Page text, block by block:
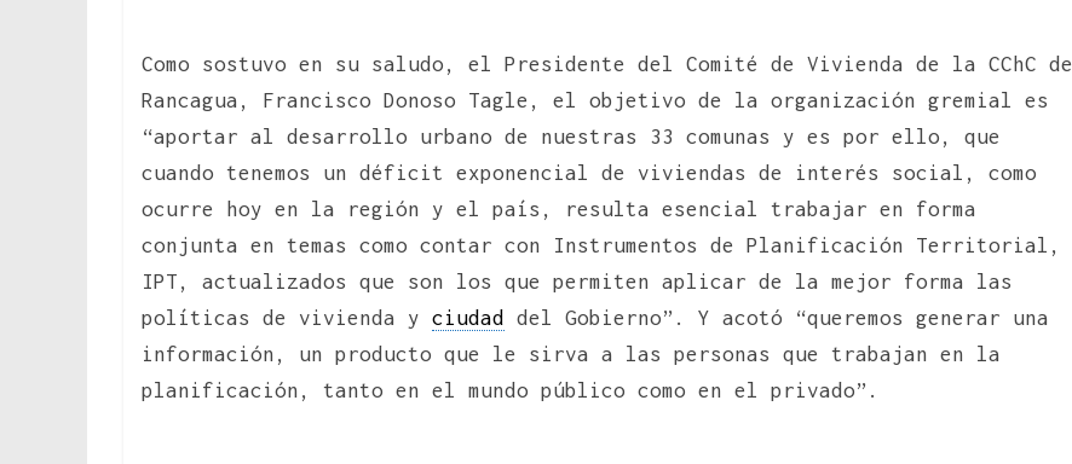
Como sostuvo en su saludo, el Presidente del Comité de Vivienda de la CChC de
Rancagua, Francisco Donoso Tagle, el objetivo de la organización gremial es
“aportar al desarrollo urbano de nuestras 33 comunas y es por ello, que
cuando tenemos un déficit exponencial de viviendas de interés social, como
ocurre hoy en la región y el país, resulta esencial trabajar en forma
conjunta en temas como contar con Instrumentos de Planificación Territorial,
IPT, actualizados que son los que permiten aplicar de la mejor forma las
políticas de vivienda y ciudad del Gobierno”. Y acotó “queremos generar una
información, un producto que le sirva a las personas que trabajan en la
planificación, tanto en el mundo público como en el privado”.